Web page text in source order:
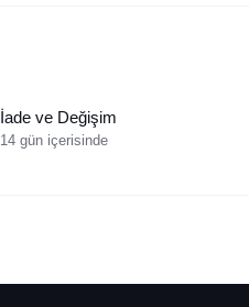
İade ve Değişim
14 gün içerisinde